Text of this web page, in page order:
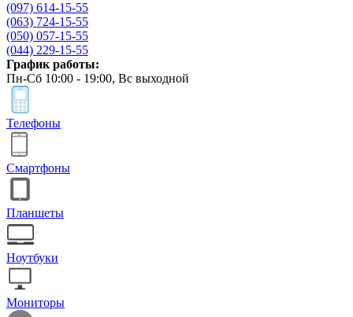
(097) 614-15-55
(063) 724-15-55
(050) 057-15-55
(044) 229-15-55
График работы:
Пн-Сб 10:00 - 19:00, Вс выходной
Телефоны
Смартфоны
Планшеты
Ноутбуки
Мониторы